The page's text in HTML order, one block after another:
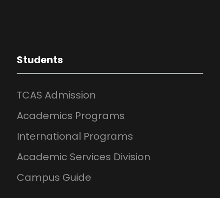
Students
TCAS Admission
Academics Programs
International Programs
Academic Services Division
Campus Guide